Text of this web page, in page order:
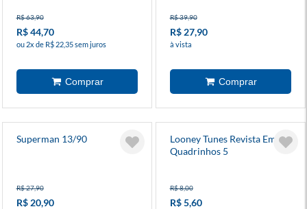
R$ 63,90
R$ 44,70
ou 2x de R$ 22,35 sem juros
R$ 39,90
R$ 27,90
à vista
Superman 13/90
R$ 27,90
R$ 20,90
Looney Tunes Revista Em
Quadrinhos 5
R$ 8,00
R$ 5,60